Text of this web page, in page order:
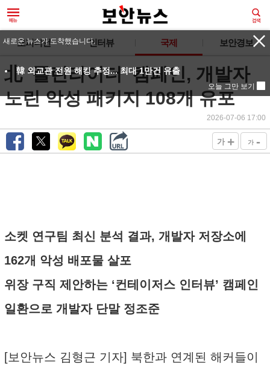
오피니언 인터뷰 국제 보안경보
北 ‘폴린라이더’ 캠페인, 개발자
노린 악성 패키지 108개 유포
2026-07-06 17:00
가 + 가 -
소켓 연구팀 최신 분석 결과, 개발자 저장소에
162개 악성 배포물 살포
위장 구직 제안하는 ‘컨테이저스 인터뷰’ 캠페인
일환으로 개발자 단말 정조준
[보안뉴스 김형근 기자] 북한과 연계된 해커들이
새로운 뉴스가 도착했습니다.
韓 외교관 전원 해킹 추정... 최대 1만건 유출
오늘 그만 보기